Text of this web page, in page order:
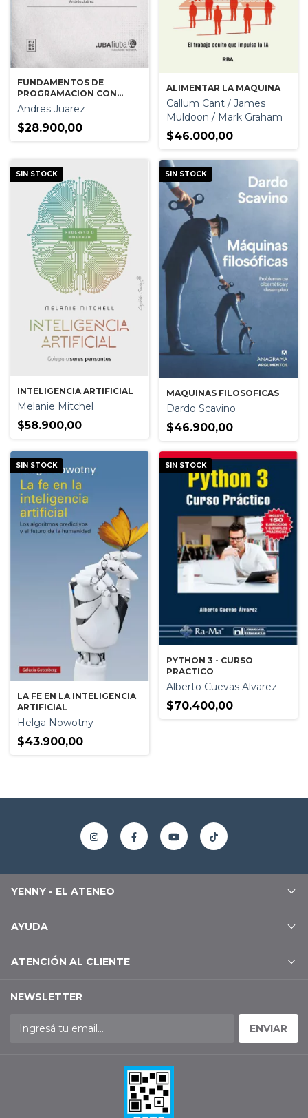
FUNDAMENTOS DE
PROGRAMACION CON
PYTHON
Andres Juarez
$28.900,00
ALIMENTAR LA MAQUINA
Callum Cant / James
Muldoon / Mark Graham
$46.000,00
SIN STOCK
INTELIGENCIA ARTIFICIAL
Melanie Mitchel
$58.900,00
SIN STOCK
MAQUINAS FILOSOFICAS
Dardo Scavino
$46.900,00
SIN STOCK
LA FE EN LA INTELIGENCIA
ARTIFICIAL
Helga Nowotny
$43.900,00
SIN STOCK
PYTHON 3 - CURSO
PRACTICO
Alberto Cuevas Alvarez
$70.400,00
YENNY - EL ATENEO
AYUDA
ATENCIÓN AL CLIENTE
NEWSLETTER